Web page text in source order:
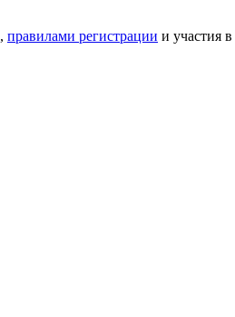
, правилами регистрации и участия в